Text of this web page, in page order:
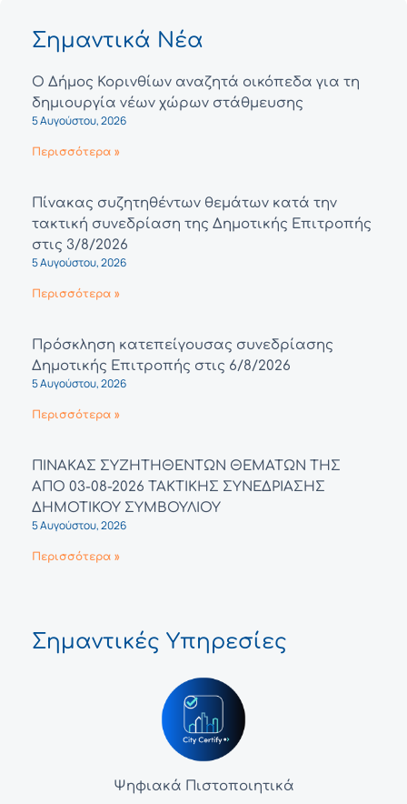
Σημαντικά Νέα
Ο Δήμος Κορινθίων αναζητά οικόπεδα για τη
δημιουργία νέων χώρων στάθμευσης
5 Αυγούστου, 2026
Περισσότερα »
Πίνακας συζητηθέντων θεμάτων κατά την
τακτική συνεδρίαση της Δημοτικής Επιτροπής
στις 3/8/2026
5 Αυγούστου, 2026
Περισσότερα »
Πρόσκληση κατεπείγουσας συνεδρίασης
Δημοτικής Επιτροπής στις 6/8/2026
5 Αυγούστου, 2026
Περισσότερα »
ΠΙΝΑΚΑΣ ΣΥΖΗΤΗΘΕΝΤΩΝ ΘΕΜΑΤΩΝ ΤΗΣ
ΑΠΟ 03-08-2026 ΤΑΚΤΙΚΗΣ ΣΥΝΕΔΡΙΑΣΗΣ
ΔΗΜΟΤΙΚΟΥ ΣΥΜΒΟΥΛΙΟΥ
5 Αυγούστου, 2026
Περισσότερα »
Σημαντικές Υπηρεσίες
Ψηφιακά Πιστοποιητικά